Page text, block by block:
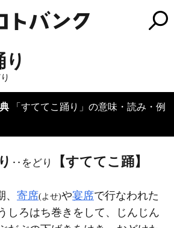
「すててこ踊り」の意味・読み・例
‥をどり 【すててこ踊】
寄席(よせ)や宴席で行なわれた
しろはち巻きをして、じんじん